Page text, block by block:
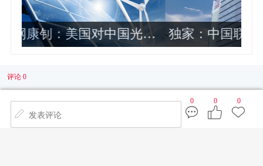
独家：中国联通2024年各省公司政企
评论 0
0 0 0